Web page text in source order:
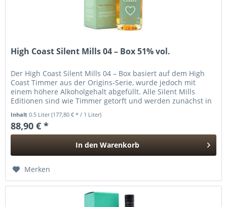
High Coast Silent Mills 04 – Box 51% vol.
Der High Coast Silent Mills 04 – Box basiert auf dem High
Coast Timmer aus der Origins-Serie, wurde jedoch mit
einem höhere Alkoholgehalt abgefüllt. Alle Silent Mills
Editionen sind wie Timmer getorft und werden zunächst in
Inhalt0.5 Liter(177,80 € * / 1 Liter)
88,90 € *
In den Warenkorb
Merken